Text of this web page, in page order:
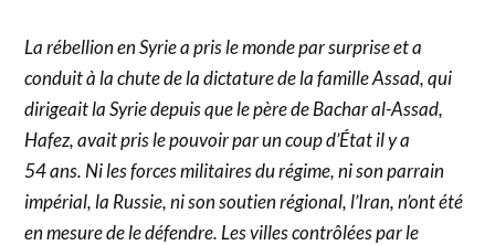
La rébellion en Syrie a pris le monde par surprise et a
conduit à la chute de la dictature de la famille Assad, qui
dirigeait la Syrie depuis que le père de Bachar al-Assad,
Hafez, avait pris le pouvoir par un coup d’État il y a
54 ans. Ni les forces militaires du régime, ni son parrain
impérial, la Russie, ni son soutien régional, l’Iran, n’ont été
en mesure de le défendre. Les villes contrôlées par le